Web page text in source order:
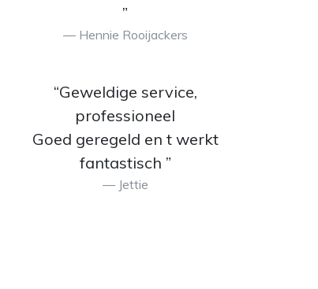
”
Hennie Rooijackers
“Geweldige service,
professioneel
Goed geregeld en t werkt
fantastisch ”
Jettie